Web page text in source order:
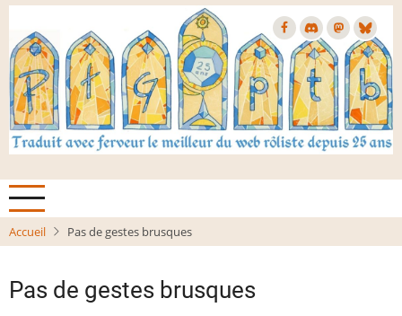
Aller
contenu
principal
Accueil Pas de gestes brusques
Pas de gestes brusques